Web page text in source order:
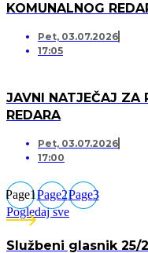
KOMUNALNOG
Pet, 03.07.2026
17:05
JAVNI NATJEČAJ ZA
REDARA
Pet, 03.07.2026
17:00
Page1Page2Page3
Pogledaj sve
Službeni glasnik 25/